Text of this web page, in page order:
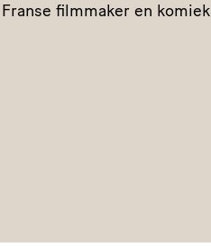
filmmaker en komiek